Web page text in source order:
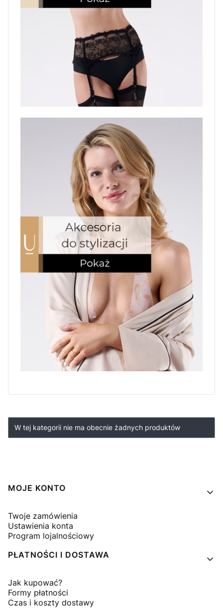
Lista produktów
W tej kategorii nie ma obecnie żadnych produktów
Linki w stopce
MOJE KONTO
Twoje zamówienia
Ustawienia konta
Program lojalnościowy
PŁATNOŚCI I DOSTAWA
Jak kupować?
Formy płatności
Czas i koszty dostawy